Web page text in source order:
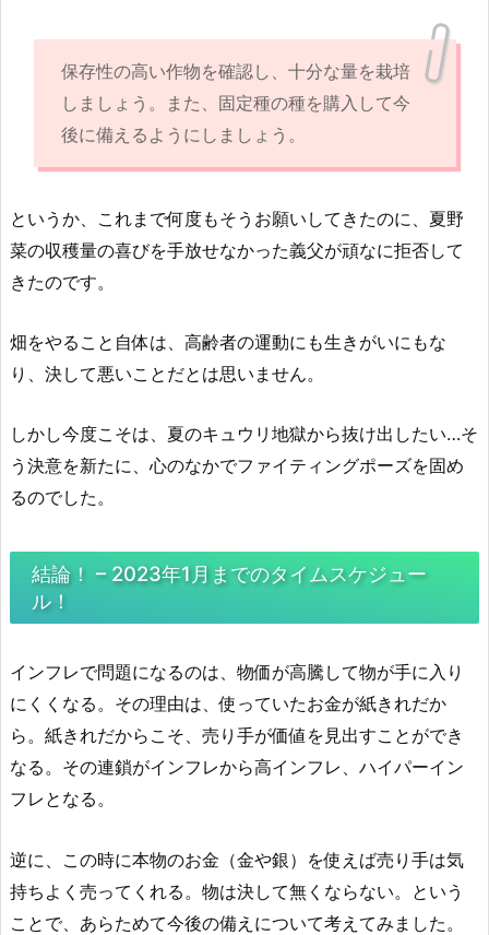
保存性の高い作物を確認し、十分な量を栽培
しましょう。また、固定種の種を購入して今
後に備えるようにしましょう。
というか、これまで何度もそうお願いしてきたのに、夏野
菜の収穫量の喜びを手放せなかった義父が頑なに拒否して
きたのです。
畑をやること自体は、高齢者の運動にも生きがいにもな
り、決して悪いことだとは思いません。
しかし今度こそは、夏のキュウリ地獄から抜け出したい…そ
う決意を新たに、心のなかでファイティングポーズを固め
るのでした。
結論！ – 2023年1月までのタイムスケジュー
ル！
インフレで問題になるのは、物価が高騰して物が手に入り
にくくなる。その理由は、使っていたお金が紙きれだか
ら。紙きれだからこそ、売り手が価値を見出すことができ
なる。その連鎖がインフレから高インフレ、ハイパーイン
フレとなる。
逆に、この時に本物のお金（金や銀）を使えば売り手は気
持ちよく売ってくれる。物は決して無くならない。という
ことで、あらためて今後の備えについて考えてみました。